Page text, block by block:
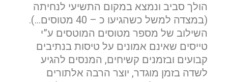
הולך סביב ונמצא במקום התשיעי לנחיתה
(במצדה למשל כשהגיעו כ – 40 מטוסים…).
השילוב של מספר מטוסים המוטסים ע”י
טייסים שאינם אמונים על טיסות בנתיבים
קבועים ובזמנים קשיחים, המנסים להגיע
לשדה בזמן מוגדר, יוצר הרבה אלתורים